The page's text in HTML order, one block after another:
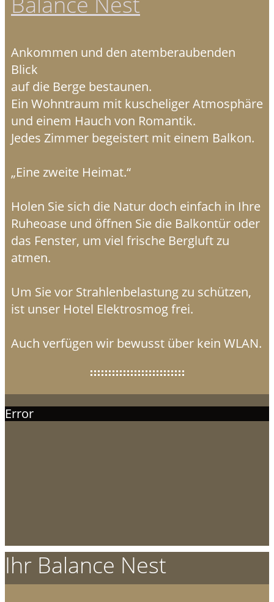
Ankommen und den atemberaubenden
Blick
auf die Berge bestaunen.
Ein Wohntraum mit kuscheliger Atmosphäre
und einem Hauch von Romantik.
Jedes Zimmer begeistert mit einem Balkon.
„Eine zweite Heimat.“
Holen Sie sich die Natur doch einfach in Ihre
Ruheoase und öffnen Sie die Balkontür oder
das Fenster, um viel frische Bergluft zu
atmen.
Um Sie vor Strahlenbelastung zu schützen,
ist unser Hotel Elektrosmog frei.
Auch verfügen wir bewusst über kein WLAN.
Error
Ihr Balance Nest